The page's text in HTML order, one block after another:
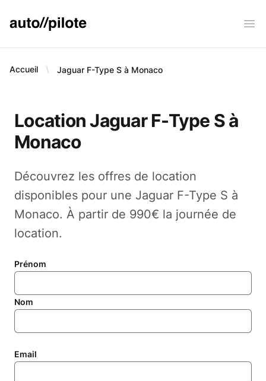
AUTO PILOTE
Accueil Jaguar F-Type S à Monaco
Location Jaguar F-Type S à
Monaco
Découvrez les offres de location
disponibles pour une Jaguar F-Type S à
Monaco. À partir de 990€ la journée de
location.
Prénom
Nom
Email